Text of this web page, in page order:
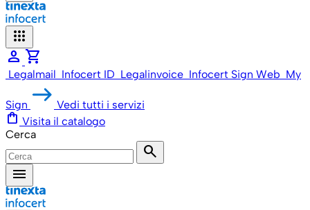
apps
person shopping_cart
Legalmail Infocert ID Legalinvoice Infocert Sign Web My
Sign Vedi tutti i servizi
shopping_bag Visita il catalogo
Cerca
search
menu